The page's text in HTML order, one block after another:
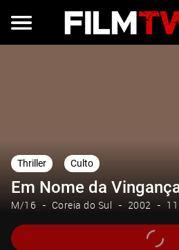
Thriller Culto
Em Nome da
M/16 Coreia do Sul 2002